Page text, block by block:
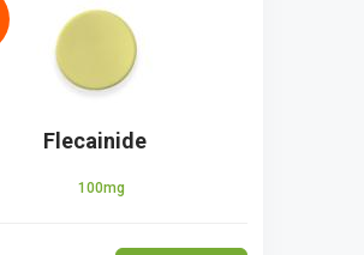
Flecainide
100mg